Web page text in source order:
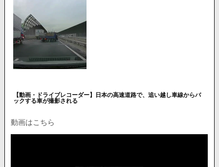
【動画・ドライブレコーダー】日本の高速道路で、追い越し車線からバ
ックする車が撮影される
動画はこちら